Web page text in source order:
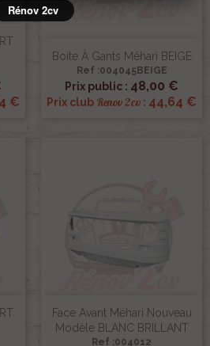
€
Boite À Gants Méhari BEIGE
Ref :004045BEIGE
Prix public : 48,00 €
Prix club Renov 2cv : 44,64 €
Face Avant Méhari Nouveau
Modèle BLANC BRILLANT
Ref :004012
Rénov 2cv